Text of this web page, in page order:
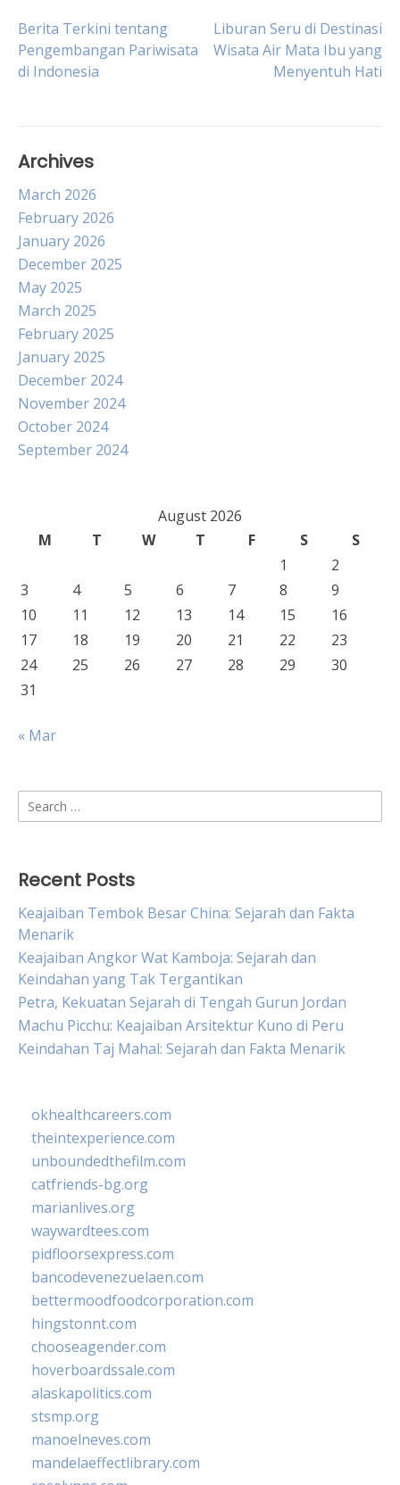
Post
navigation
Berita Terkini tentang
Pengembangan Pariwisata
di Indonesia
Liburan Seru di Destinasi
Wisata Air Mata Ibu yang
Menyentuh Hati
Archives
March 2026
February 2026
January 2026
December 2025
May 2025
March 2025
February 2025
January 2025
December 2024
November 2024
October 2024
September 2024
August 2026
M
T W T F S
S
1
2
3
4 5 6 7 8
9
10
11 12 13 14 15
16
17
18 19 20 21 22
23
24
25 26 27 28 29
30
31
« Mar
Search
for:
Recent Posts
Keajaiban Tembok Besar China: Sejarah dan Fakta
Menarik
Keajaiban Angkor Wat Kamboja: Sejarah dan
Keindahan yang Tak Tergantikan
Petra, Kekuatan Sejarah di Tengah Gurun Jordan
Machu Picchu: Keajaiban Arsitektur Kuno di Peru
Keindahan Taj Mahal: Sejarah dan Fakta Menarik
okhealthcareers.com
theintexperience.com
unboundedthefilm.com
catfriends-bg.org
marianlives.org
waywardtees.com
pidfloorsexpress.com
bancodevenezuelaen.com
bettermoodfoodcorporation.com
hingstonnt.com
chooseagender.com
hoverboardssale.com
alaskapolitics.com
stsmp.org
manoelneves.com
mandelaeffectlibrary.com